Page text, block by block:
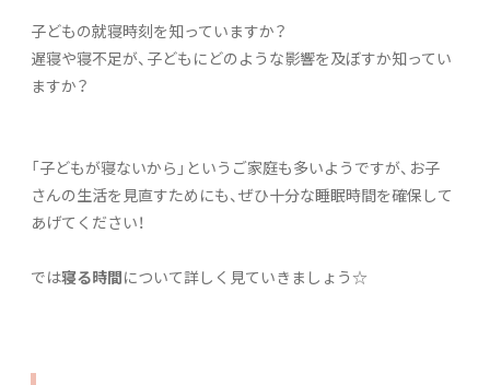
子どもの就寝時刻を知っていますか？
遅寝や寝不足が、子どもにどのような影響を及ぼすか知ってい
ますか？
「子どもが寝ないから」というご家庭も多いようですが、お子
さんの生活を見直すためにも、ぜひ十分な睡眠時間を確保して
あげてください！
では寝る時間について詳しく見ていきましょう☆